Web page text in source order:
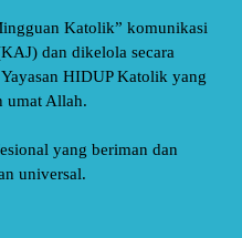
Katolik” komunikasi
dan dikelola secara
HIDUP Katolik yang
umat Allah.
yang beriman dan
universal.